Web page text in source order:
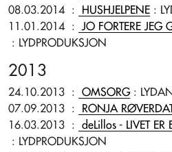
08.03.2014 : HUSHJELPENE :
11.01.2014 :
JO FORTERE JEG
: LYDPRODUKSJON
2013
24.10.2013 : OMSORG:
07.09.2013 : RONJA
16.03.2013 :
deLillos - LIVET ER
: LYDPRODUKSJON